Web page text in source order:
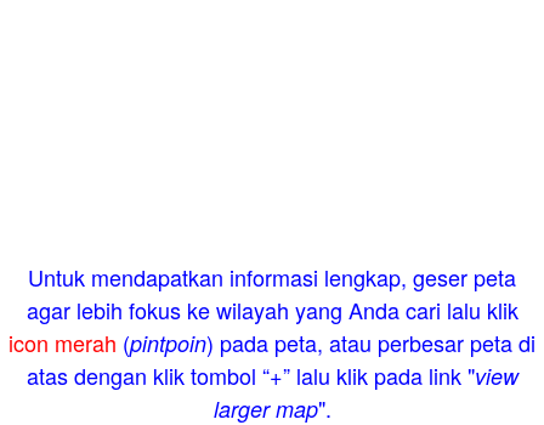
Untuk mendapatkan informasi lengkap, geser peta
agar lebih fokus ke wilayah yang Anda cari lalu klik
icon merah (pintpoin) pada peta, atau perbesar peta di
atas dengan klik tombol “+” lalu klik pada link "view
larger map".